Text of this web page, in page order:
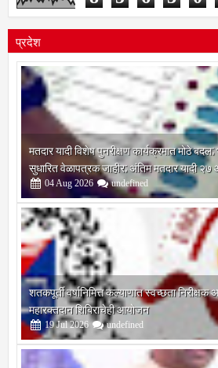
8 5 6 3 0
प्रदेश
मतदार यादी विशेष पुनरीक्षण कार्यक्रमात मोठे
सुधारित वेळापत्रक जाहीर; अंतिम मतदार यादी २७
04Aug 2026 undefined
शतकपूर्ती वर्षानिमित्त कल्याणात स्वच्छता
महारक्तदान शिबिराचेही आयोजन
19 Jul 2026 undefined